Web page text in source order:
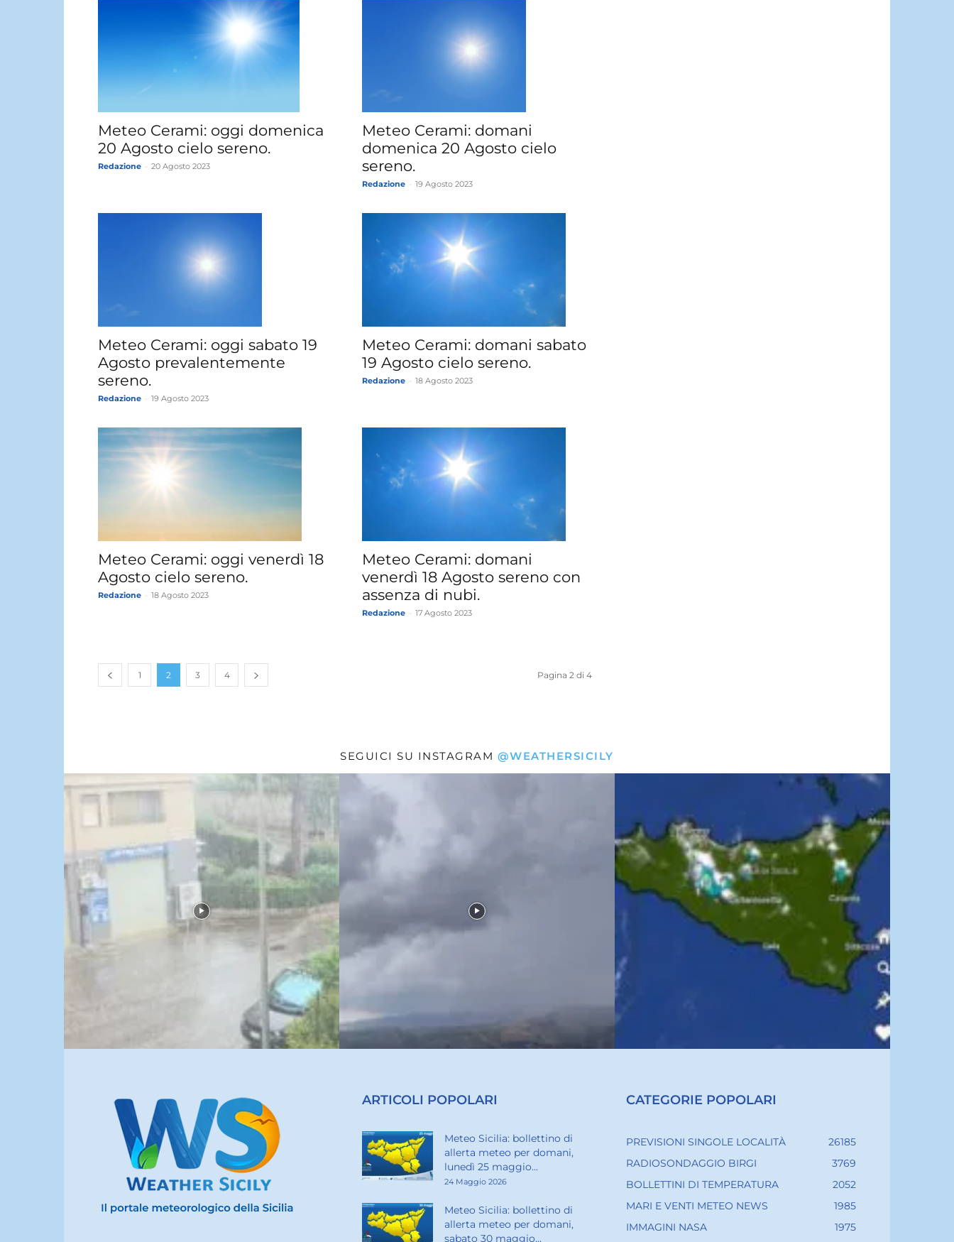
Meteo Cerami: oggi domenica
20 Agosto cielo sereno.
Redazione 20 Agosto 2023
Meteo Cerami: domani
domenica 20 Agosto cielo
sereno.
Redazione 19 Agosto 2023
Meteo Cerami: oggi sabato 19
Agosto prevalentemente
sereno.
Redazione 19 Agosto 2023
Meteo Cerami: domani sabato
19 Agosto cielo sereno.
Redazione 18 Agosto 2023
Meteo Cerami: oggi venerdì 18
Agosto cielo sereno.
Redazione 18 Agosto 2023
Meteo Cerami: domani
venerdì 18 Agosto sereno con
assenza di nubi.
Redazione 17 Agosto 2023
1 2 3 4 Pagina 2 di 4
SEGUICI SU INSTAGRAM @WEATHERSICILY
ARTICOLI POPOLARI
Meteo Sicilia: bollettino di
allerta meteo per domani,
lunedì 25 maggio...
24 Maggio 2026
Meteo Sicilia: bollettino di
allerta meteo per domani,
sabato 30 maggio...
CATEGORIE POPOLARI
PREVISIONI SINGOLE LOCALITÀ
26185
RADIOSONDAGGIO BIRGI
3769
BOLLETTINI DI TEMPERATURA
2052
MARI E VENTI METEO NEWS
1985
IMMAGINI NASA
1975